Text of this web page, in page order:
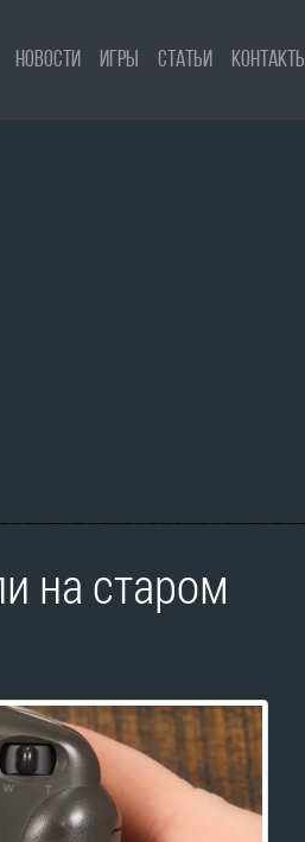
Новости Игры Статьи Контакты
на старом